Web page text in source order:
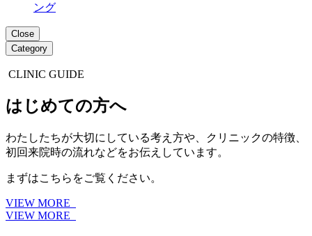
ング
Close
Category
CLINIC GUIDE
はじめての方へ
わたしたちが大切にしている考え方や、クリニックの特徴、
初回来院時の流れなどをお伝えしています。
まずはこちらをご覧ください。
VIEW MORE
VIEW MORE